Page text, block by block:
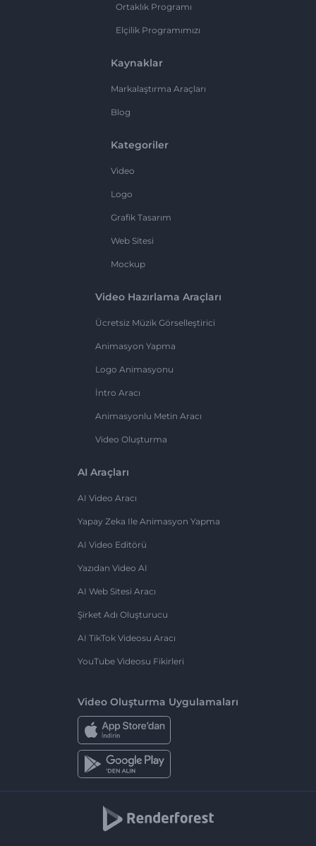
Ortaklık Programı
Elçilik Programımızı
Kaynaklar
Markalaştırma Araçları
Blog
Kategoriler
Video
Logo
Grafik Tasarım
Web Sitesi
Mockup
Video Hazırlama Araçları
Ücretsiz Müzik Görselleştirici
Animasyon Yapma
Logo Animasyonu
İntro Aracı
Animasyonlu Metin Aracı
Video Oluşturma
AI Araçları
AI Video Aracı
Yapay Zeka Ile Animasyon Yapma
AI Video Editörü
Yazıdan Video AI
AI Web Sitesi Aracı
Şirket Adı Oluşturucu
AI TikTok Videosu Aracı
YouTube Videosu Fikirleri
Video Oluşturma Uygulamaları